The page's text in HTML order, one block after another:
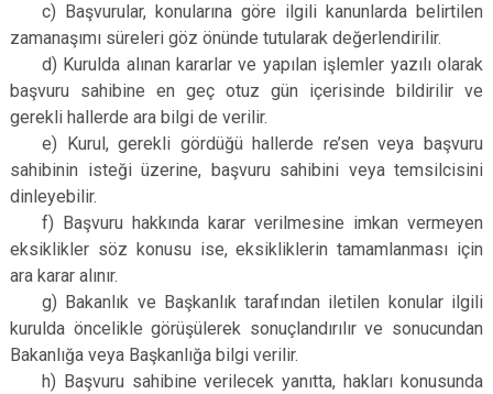
c) Başvurular, konularına göre ilgili kanunlarda belirtilen
zamanaşımı süreleri göz önünde tutularak değerlendirilir.
d) Kurulda alınan kararlar ve yapılan işlemler yazılı olarak
başvuru sahibine en geç otuz gün içerisinde bildirilir ve
gerekli hallerde ara bilgi de verilir.
e) Kurul, gerekli gördüğü hallerde re’sen veya başvuru
sahibinin isteği üzerine, başvuru sahibini veya temsilcisini
dinleyebilir.
f) Başvuru hakkında karar verilmesine imkan vermeyen
eksiklikler söz konusu ise, eksikliklerin tamamlanması için
ara karar alınır.
g) Bakanlık ve Başkanlık tarafından iletilen konular ilgili
kurulda öncelikle görüşülerek sonuçlandırılır ve sonucundan
Bakanlığa veya Başkanlığa bilgi verilir.
h) Başvuru sahibine verilecek yanıtta, hakları konusunda